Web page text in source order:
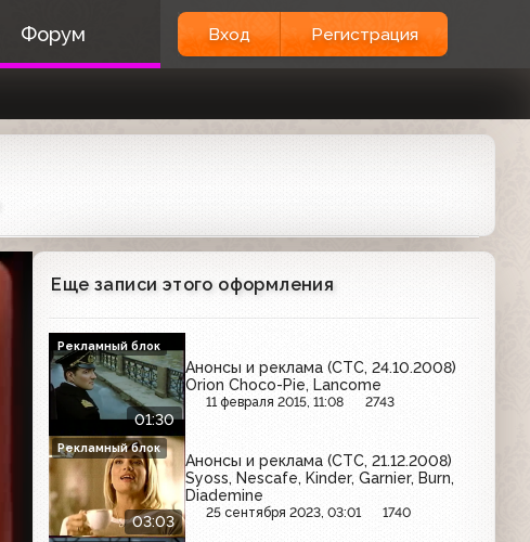
Форум Вход Регистрация
Еще записи этого оформления
01:30
Анонсы и реклама (СТС, 24.10.2008)
Orion Choco-Pie, Lancome
11 февраля 2015, 11:08 2743
Рекламный блок
03:03
Анонсы и реклама (СТС, 21.12.2008)
Syoss, Nescafe, Kinder, Garnier, Burn,
Diademine
25 сентября 2023, 03:01 1740
Рекламный блок